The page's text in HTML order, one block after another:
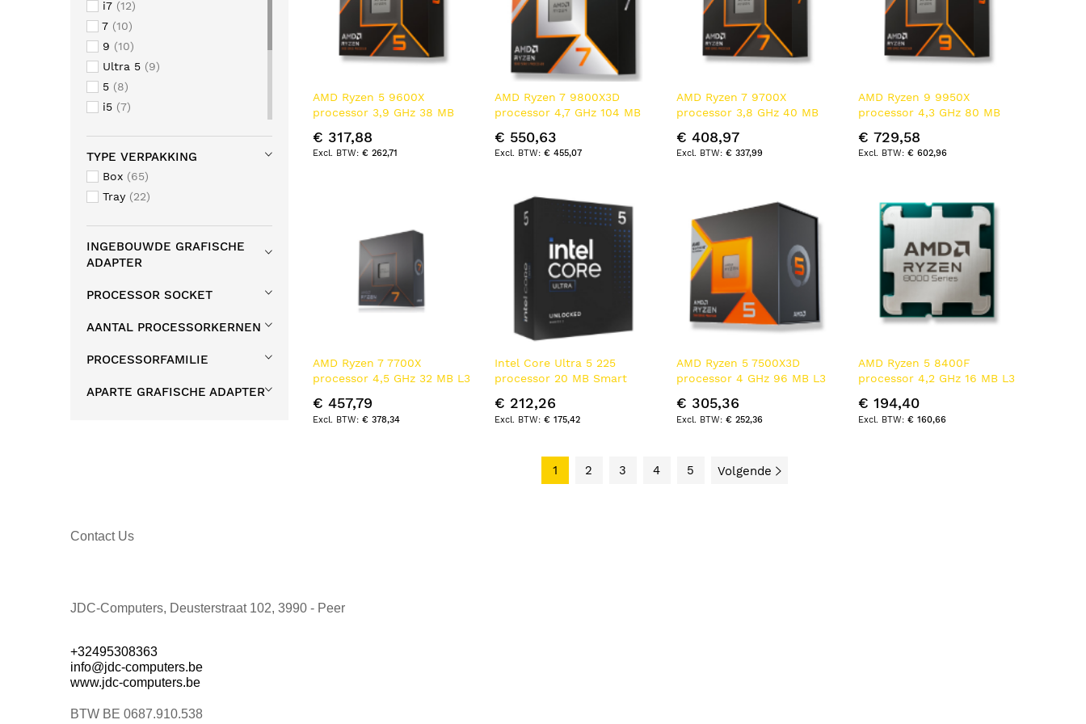
AMD Ryzen 5 9600X
processor 3,9 GHz 38 MB
€ 317,88
€ 262,71
AMD Ryzen 7 9800X3D
processor 4,7 GHz 104 MB
€ 550,63
€ 455,07
AMD Ryzen 7 9700X
processor 3,8 GHz 40 MB
€ 408,97
€ 337,99
AMD Ryzen 9 9950X
processor 4,3 GHz 80 MB
€ 729,58
€ 602,96
AMD Ryzen 7 7700X
processor 4,5 GHz 32 MB L3
€ 457,79
€ 378,34
Intel Core Ultra 5 225
processor 20 MB Smart
€ 212,26
€ 175,42
AMD Ryzen 5 7500X3D
processor 4 GHz 96 MB L3
€ 305,36
€ 252,36
AMD Ryzen 5 8400F
processor 4,2 GHz 16 MB L3
€ 194,40
€ 160,66
1 2 3 4 5 Volgende
i7
12
7
10
9
10
Ultra 5
9
5
8
i5
7
3
1
5 PRO
1
9 PRO
TYPE VERPAKKING
Box
65
Tray
22
INGEBOUWDE GRAFISCHE
ADAPTER
PROCESSOR SOCKET
AANTAL PROCESSORKERNEN
PROCESSORFAMILIE
APARTE GRAFISCHE ADAPTER
Contact Us
JDC-Computers, Deusterstraat 102, 3990 - Peer
+32495308363
info@jdc-computers.be
www.jdc-computers.be
BTW BE 0687.910.538